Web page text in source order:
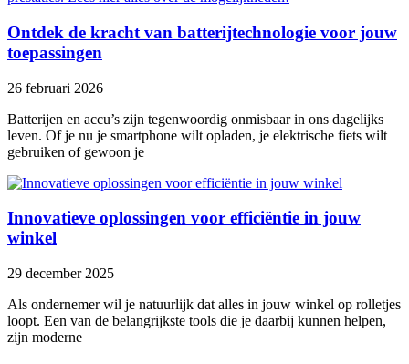
Ontdek de kracht van batterijtechnologie voor jouw
toepassingen
26 februari 2026
Batterijen en accu’s zijn tegenwoordig onmisbaar in ons dagelijks
leven. Of je nu je smartphone wilt opladen, je elektrische fiets wilt
gebruiken of gewoon je
Innovatieve oplossingen voor efficiëntie in jouw
winkel
29 december 2025
Als ondernemer wil je natuurlijk dat alles in jouw winkel op rolletjes
loopt. Een van de belangrijkste tools die je daarbij kunnen helpen,
zijn moderne